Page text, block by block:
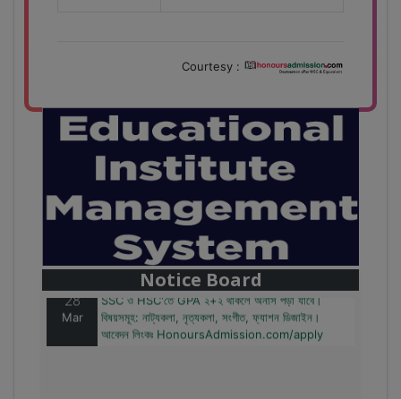
Courtesy :
Notice Board
বাজেটের মধ্যে প্রাইভেট ইউনিভার্সিটিতে অনার্স পড়ার সুযোগ।
২০টির অধিক বিষয়, ৪ বছরে মোট খরচ ২ লক্ষ থেকে ৫ লক্ষ টাকা।
আবেদন লিংকঃ HonoursAdmission.com/apply
28
Mar
SSC ও HSC'তে GPA ২+২ থাকলে অনার্স পড়া যাবে।
বিষয়সমূহ: নাট্যকলা, নৃত্যকলা, সংগীত, ফ্যাশন ডিজাইন।
আবেদন লিংকঃ HonoursAdmission.com/apply